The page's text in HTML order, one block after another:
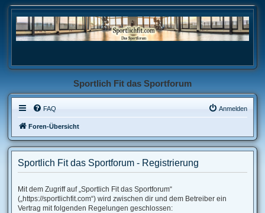
Sportlich Fit das Sportforum
FAQ Anmelden
Foren-Übersicht
Sportlich Fit das Sportforum - Registrierung
Mit dem Zugriff auf „Sportlich Fit das Sportforum“
(„https://sportlichfit.com“) wird zwischen dir und dem Betreiber ein
Vertrag mit folgenden Regelungen geschlossen: